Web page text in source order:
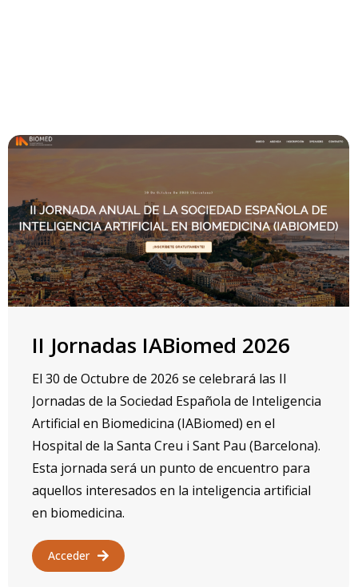
II Jornadas IABiomed 2026
El 30 de Octubre de 2026 se celebrará las II
Jornadas de la Sociedad Española de Inteligencia
Artificial en Biomedicina (IABiomed) en el
Hospital de la Santa Creu i Sant Pau (Barcelona).
Esta jornada será un punto de encuentro para
aquellos interesados en la inteligencia artificial
en biomedicina.
Acceder